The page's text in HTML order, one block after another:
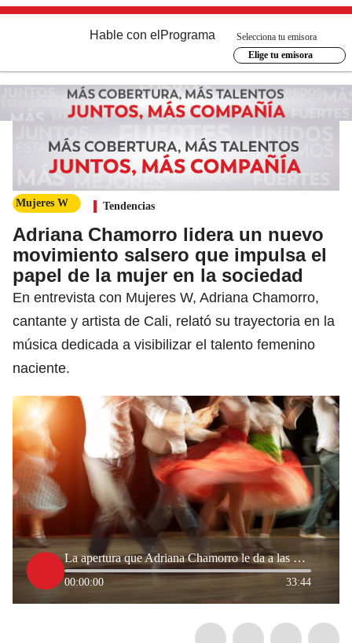
Hable con el Programa
Selecciona tu emisora
Elige tu emisora
Mujeres W Tendencias
Adriana Chamorro lidera un nuevo
movimiento salsero que impulsa el
papel de la mujer en la sociedad
En entrevista con Mujeres W, Adriana Chamorro,
cantante y artista de Cali, relató su trayectoria en la
música dedicada a visibilizar el talento femenino
naciente.
La apertura que Adriana Chamorro le da a las mujeres en el mundo de la Salsa
00:00:00 33:44